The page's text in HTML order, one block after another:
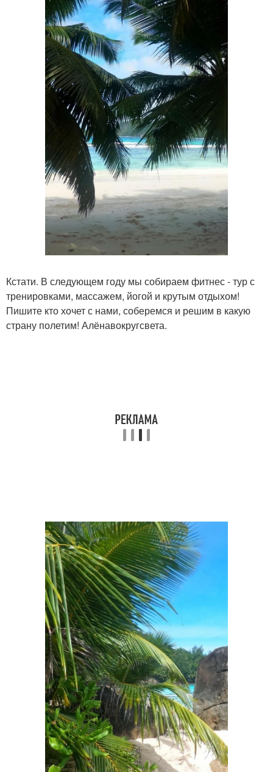
Кстати. В следующем году мы собираем фитнес - тур с
тренировками, массажем, йогой и крутым отдыхом!
Пишите кто хочет с нами, соберемся и решим в какую
страну полетим! Алёнавокругсвета.